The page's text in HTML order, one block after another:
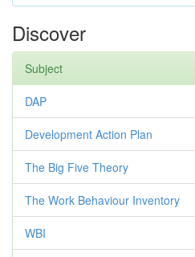
Discover
Subject
DAP
Development Action Plan
The Big Five Theory
The Work Behaviour Inventory
WBI